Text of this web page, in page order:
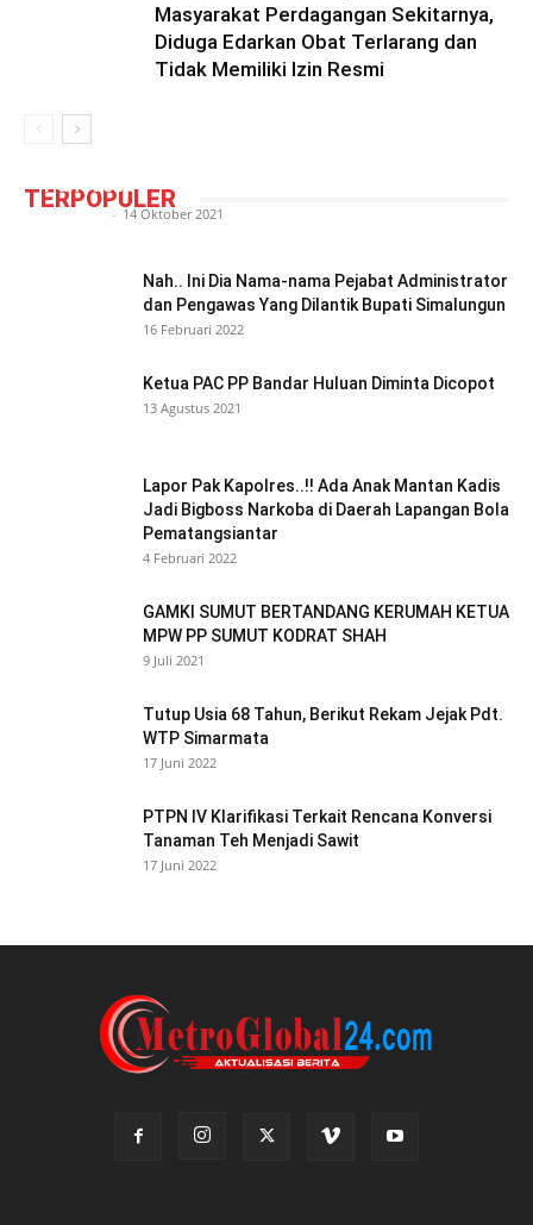
Masyarakat Perdagangan Sekitarnya,
Diduga Edarkan Obat Terlarang dan
Tidak Memiliki Izin Resmi
TERPOPULER
Pancasila
- 14 Oktober 2021
Nah.. Ini Dia Nama-nama Pejabat Administrator
dan Pengawas Yang Dilantik Bupati Simalungun
16 Februari 2022
Ketua PAC PP Bandar Huluan Diminta Dicopot
13 Agustus 2021
Lapor Pak Kapolres..!! Ada Anak Mantan Kadis
Jadi Bigboss Narkoba di Daerah Lapangan Bola
Pematangsiantar
4 Februari 2022
GAMKI SUMUT BERTANDANG KERUMAH KETUA
MPW PP SUMUT KODRAT SHAH
9 Juli 2021
Tutup Usia 68 Tahun, Berikut Rekam Jejak Pdt.
WTP Simarmata
17 Juni 2022
PTPN IV Klarifikasi Terkait Rencana Konversi
Tanaman Teh Menjadi Sawit
17 Juni 2022